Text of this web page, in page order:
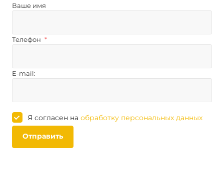
Ваше имя
Телефон *
E-mail:
Я согласен на обработку персональных данных
Отправить